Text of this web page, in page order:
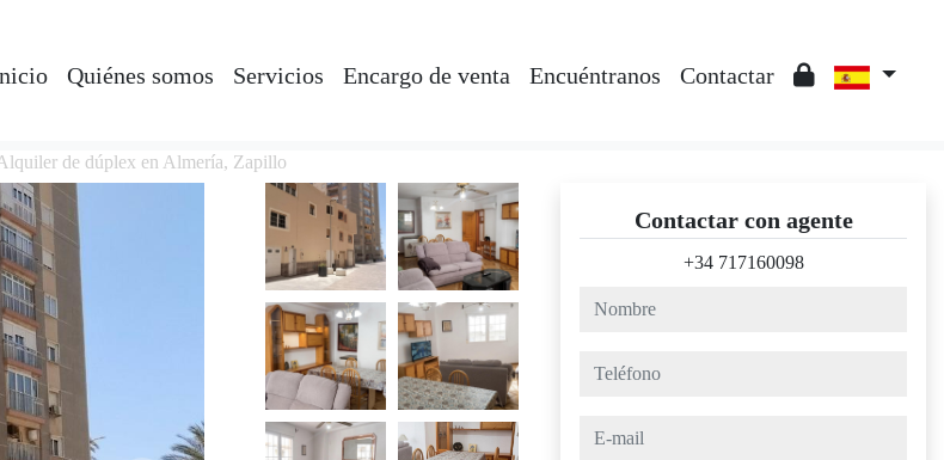
Quiénes somos Servicios Encargo de venta Encuéntranos Contactar
de dúplex en Almería, Zapillo
Contactar con agente
+34 717160098
nombre
teléfono
e-mail